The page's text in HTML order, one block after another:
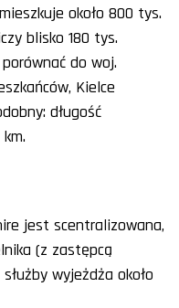
około 800 tys.
blisko 180 tys.
do woj.
Kielce
długość
jest scentralizowana,
(z zastępcą
wyjeżdża około